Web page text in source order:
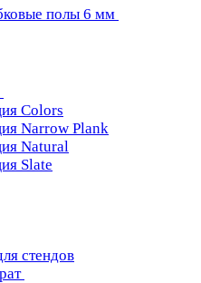
полы 6 мм
Colors
Narrow Plank
Natural
Slate
стендов